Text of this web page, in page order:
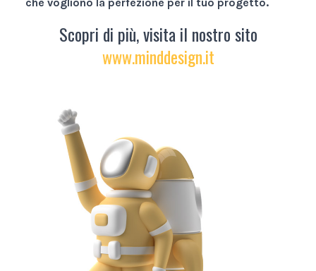
Scopri di più, visita il nostro sito
www.minddesign.it